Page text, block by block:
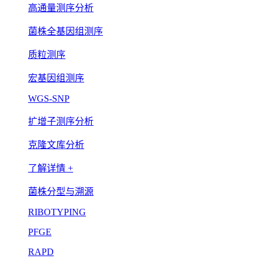
高通量测序分析
菌株全基因组测序
质粒测序
宏基因组测序
WGS-SNP
扩增子测序分析
克隆文库分析
了解详情 +
菌株分型与溯源
RIBOTYPING
PFGE
RAPD